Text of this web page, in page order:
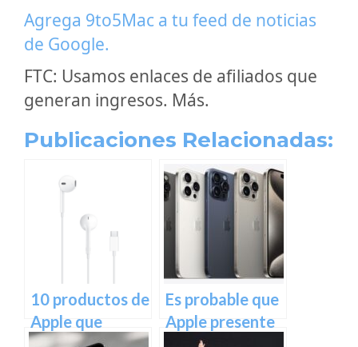
Agrega 9to5Mac a tu feed de noticias
de Google.
FTC: Usamos enlaces de afiliados que
generan ingresos. Más.
Publicaciones Relacionadas:
10 productos de
Apple que
Es probable que
Apple presente